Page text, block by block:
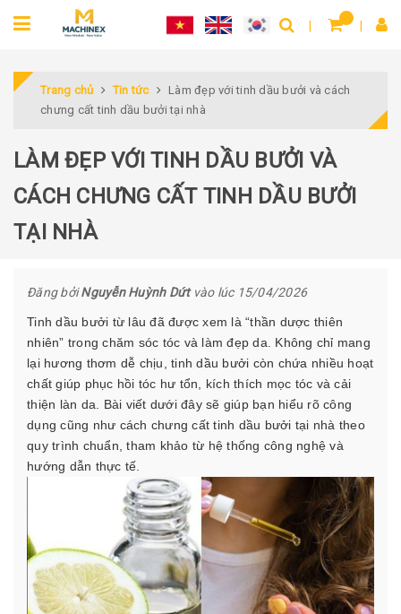
Trang chủ Tin tức
Làm đẹp với tinh dầu bưởi và cách
chưng cất tinh dầu bưởi tại nhà
LÀM ĐẸP VỚI TINH DẦU BƯỞI VÀ
CÁCH CHƯNG CẤT TINH DẦU BƯỞI
TẠI NHÀ
Đăng bởiNguyễn Huỳnh Dứtvào lúc 15/04/2026
Tinh dầu bưởi từ lâu đã được xem là “thần dược thiên
nhiên” trong chăm sóc tóc và làm đẹp da. Không chỉ mang
lại hương thơm dễ chịu, tinh dầu bưởi còn chứa nhiều hoạt
chất giúp phục hồi tóc hư tổn, kích thích mọc tóc và cải
thiện làn da. Bài viết dưới đây sẽ giúp bạn hiểu rõ công
dụng cũng như cách chưng cất tinh dầu bưởi tại nhà theo
quy trình chuẩn, tham khảo từ hệ thống công nghệ và
hướng dẫn thực tế.